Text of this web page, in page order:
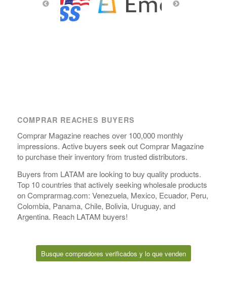
COMPRAR REACHES BUYERS
Comprar Magazine reaches over 100,000 monthly
impressions. Active buyers seek out Comprar Magazine
to purchase their inventory from trusted distributors.
Buyers from LATAM are looking to buy quality products.
Top 10 countries that actively seeking wholesale products
on Comprarmag.com: Venezuela, Mexico, Ecuador, Peru,
Colombia, Panama, Chile, Bolivia, Uruguay, and
Argentina. Reach LATAM buyers!
Busque compradores verificados y lo que venden